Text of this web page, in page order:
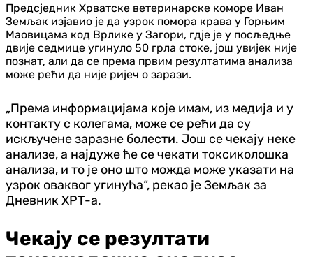
Предсједник Хрватске ветеринарске коморе Иван
Земљак изјавио је да узрок помора крава у Горњим
Маовицама код Врлике у Загори, гдје је у посљедње
двије седмице угинуло 50 грла стоке, још увијек није
познат, али да се према првим резултатима анализа
може рећи да није ријеч о зарази.
„Према информацијама које имам, из медија и у
контакту с колегама, може се рећи да су
искључене заразне болести. Још се чекају неке
анализе, а најдуже ће се чекати токсиколошка
анализа, и то је оно што можда може указати на
узрок оваквог угинућа“, рекао је Земљак за
Дневник ХРТ-а.
Чекају се резултати